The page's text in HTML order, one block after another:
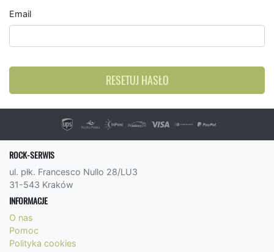
Email
RESETUJ HASŁO
ROCK-SERWIS
ul. płk. Francesco Nullo 28/LU3
31-543 Kraków
INFORMACJE
O nas
Pomoc
Polityka cookies